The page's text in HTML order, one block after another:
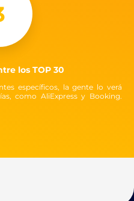
los TOP 30
específicos, la gente lo verá
como AliExpress y Booking.